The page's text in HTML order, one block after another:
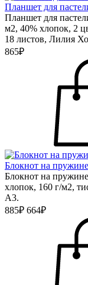
Планшет для
Планшет для
м2, 40% хлопок, 2
18 листов, Лилия
865₽
Блокнот на
Блокнот на
хлопок, 160 г/м2,
А3.
885₽ 664₽